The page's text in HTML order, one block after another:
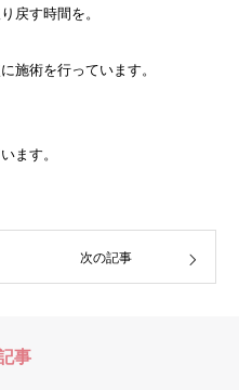
戻す時間を。
施術を行っています。
ます。
次の記事
事